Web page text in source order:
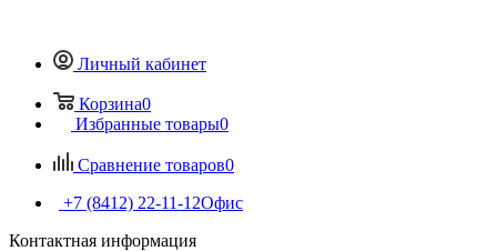
Личный кабинет
Корзина0
Избранные товары0
Сравнение товаров0
+7 (8412) 22-11-12Офис
Контактная информация